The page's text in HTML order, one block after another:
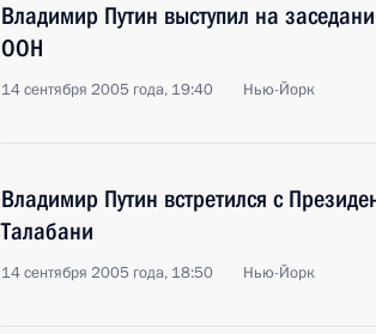
Владимир Путин выступил на
ООН
14 сентября 2005 года, 19:40 Нью-Йорк
Владимир Путин встретился с
Талабани
14 сентября 2005 года, 18:50 Нью-Йорк